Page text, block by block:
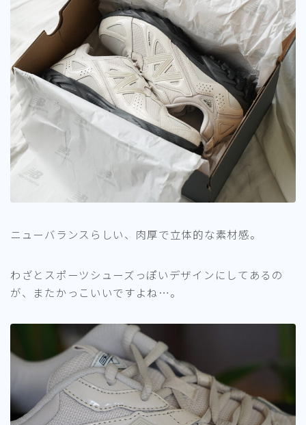
ニューバランスらしい、肉厚で立体的な素材感。
わざとスポーツシューズっぽいデザインにしてあるの
が、またかっこいいですよね…。